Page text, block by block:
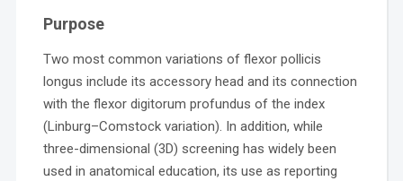
Purpose
Two most common variations of flexor pollicis
longus include its accessory head and its connection
with the flexor digitorum profundus of the index
(Linburg–Comstock variation). In addition, while
three-dimensional (3D) screening has widely been
used in anatomical education, its use as reporting